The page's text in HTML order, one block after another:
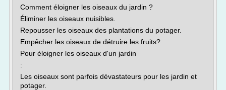
Comment éloigner les oiseaux du jardin ?
Éliminer les oiseaux nuisibles.
Repousser les oiseaux des plantations du potager.
Empêcher les oiseaux de détruire les fruits?
Pour éloigner les oiseaux d'un jardin
:
Les oiseaux sont parfois dévastateurs pour les jardin et
potager.